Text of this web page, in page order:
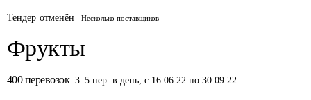
Тендер отменён Несколько поставщиков
Фрукты
400 перевозок 3–5 пер. в день,с 16.06.22 по 30.09.22